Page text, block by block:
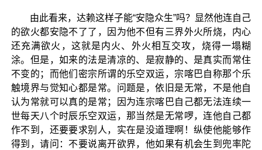
由此看来，达赖这样子能“安隐众生”吗？显然他连自己
的欲火都安隐不了了，因为他不但有三界外火所烧，内心
还充满欲火，这就是内火、外火相互交攻，烧得一塌糊
涂。但是，如来的法是清凉的、是寂静的、是真实而常住
不变的；而他们密宗所谓的乐空双运，宗喀巴自称那个乐
触境界与觉知心都是常。问题是，依旧是无常，不是他自
认为常就可以真的是常；因为连宗喀巴自己都无法连续一
世每天八个时辰乐空双运，那当然是无常啰，连他自己都
作不到，还要要求别人，实在是没道理啊！纵使他能够作
得到，请问：不要说离开欲界，他如果有机会生到兜率陀